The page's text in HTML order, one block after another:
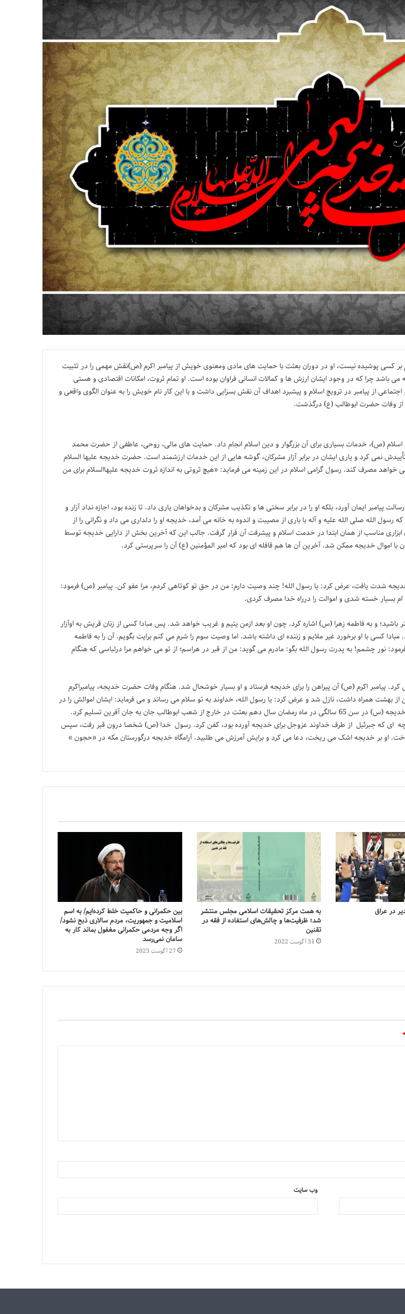
پوشیده نیست، او در دوران بعثت با حمایت های مادی ومعنوی خویش از پیامبر اکرم (ص)نقش مهمی را در تثبیت
می باشد چرا که در وجود ایشان ارزش ها و کمالات انسانی فراوان بوده است. او تمام ثروت، امکانات اقتصادی و هستی
از پیامبر در ترویج اسلام و پیشبرد اهداف آن نقش بسزایی داشت و با این کار نام خویش را به عنوان الگوی واقعی و
از وفات حضرت ابوطالب (ع) درگذشت.
مشترک با پیامبر گرامی اسلام (ص)، خدمات بسیاری برای آن بزرگوار و دین اسلام انجام داد. حمایت های مالی، روحی، عاطفی از حضرت محمد
نمی کرد و یاری ایشان در برابر آزار مشرکان، گوشه هایی از این خدمات ارزشمند است. حضرت خدیجه علیها السلام
می خواهد مصرف کند. رسول گرامی اسلام در این زمینه می فرماید: «هیچ ثروتی به اندازه ثروت خدیجه علیهاالسلام برای من
پیامبر ایمان آورد، بلکه او را در برابر سختی ها و تکذیب مشرکان و بدخواهان یاری داد. تا زنده بود، اجازه نداد آزار و
الله صلی الله علیه و آله با باری از مصیبت و اندوه به خانه می آمد، خدیجه او را دلداری می داد و نگرانی را از
مناسب از همان ابتدا در خدمت اسلام و پیشرفت آن قرار گرفت. جالب این که آخرین بخش از دارایی خدیجه توسط
اموال خدیجه ممکن شد. آخرین آن ها هم قافله ای بود که امیر المؤمنین (ع) آن را سرپرستی کرد.
شدت یافت، عرض کرد: یا رسول الله! چند وصیت دارم: من در حق تو کوتاهی کردم، مرا عفو کن. پیامبر (ص) فرمود:
بسیار خسته شدی و اموالت را درراه خدا مصرف کردی.
و به فاطمه زهرا (س) اشاره کرد. چون او بعد ازمن یتیم و غریب خواهد شد. پس مبادا کسی از زنان قریش به اوآزار
کسی با او برخورد غیر ملایم و زننده ای داشته باشد. اما وصیت سوم را شرم می کنم برایت بگویم. آن را به فاطمه
نور چشمم! به پدرت رسول الله بگو: مادرم می گوید: من از قبر در هراسم؛ از تو می خواهم مرا درلباسی که هنگام
پیامبر اکرم (ص) آن پیراهن را برای خدیجه فرستاد و او بسیار خوشحال شد. هنگام وفات حضرت خدیجه، پیامبراکرم
همراه داشت، نازل شد و عرض کرد: یا رسول الله، خداوند به تو سلام می رساند و می فرماید: ایشان اموالش را در
راه ما صرف کرد و ما سزاوارتریم که کفنش را به عهده بگیریم. حضرت خدیجه (س) در سن 65 سالگی در ماه رمضان سال دهم بعثت در خارج از شعب ابوطالب جان به جان آفرین تسلیم کرد.
ای که جبرئیل از طرف خداوند عزوجل برای خدیجه آورده بود، کفن کرد. رسول خدا (ص) شخصا درون قبر رفت، سپس
او بر خدیجه اشک می ریخت، دعا می کرد و برایش آمرزش می طلبید. آرامگاه خدیجه درگورستان مکه در «حجون »
در عراق
به همت مرکز تحقیقات اسلامی مجلس منتشر
شد؛ ظرفیت‌‌ها و چالش‌‌های استفاده از فقه در
تقنین
31 آگوست 2022
بین حکمرانی و حاکمیت خلط کرده‌ایم/ به اسم
اسلامیت و جمهوریت، مردم سالاری ذبح نشود/
اگر وجه مردمی حکمرانی مغفول بماند کار به
سامان نمی‌رسد
27 آگوست 2023
وب‌ سایت